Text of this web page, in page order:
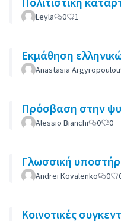
Leyla 0 1
Εκμάθηση
Anastasia Argyropoulou
Πρόσβαση στην
Alessio Bianchi 0 0
Γλωσσική
Andrei Kovalenko 0
Κοινοτικές